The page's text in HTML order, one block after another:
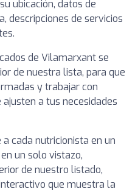
ubicación, datos de
descripciones de servicios
de Vilamarxant se
de nuestra lista, para que
y trabajar con
a tus necesidades
cada nutricionista en un
un solo vistazo,
de nuestro listado,
que muestra la